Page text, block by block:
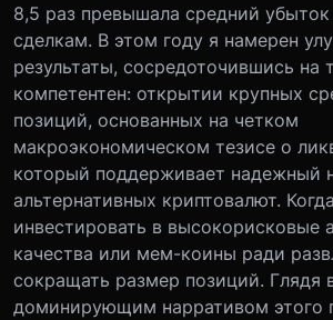
8,5 раз превышала средний
сделкам. В этом году я намерен
результаты, сосредоточившись на
компетентен: открытии крупных
позиций, основанных на четком
макроэкономическом тезисе о
который поддерживает надежный
альтернативных криптовалют.
инвестировать в высокорисковые
качества или мем-коины ради
сокращать размер позиций. Глядя
доминирующим нарративом этого